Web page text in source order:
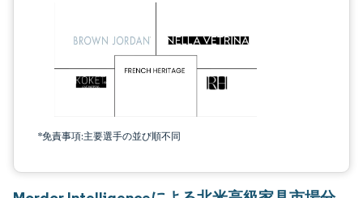
*免責事項:主要選手の並び順不同